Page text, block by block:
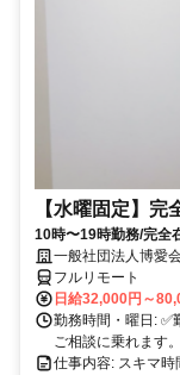
【水曜固定】
10時〜19時勤務/完全
業務一般社団法人博愛
フルリモート
日給32,000円～
勤務時間・曜日:
ご相談に乗れます。
仕事内容: スキマ